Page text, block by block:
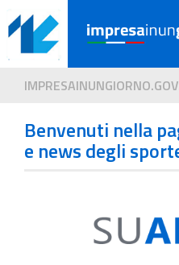
Benvenuti nella
e news degli